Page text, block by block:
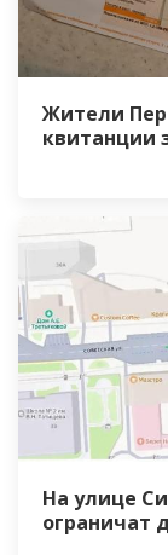
Жители
квитанции
На улице
ограничат